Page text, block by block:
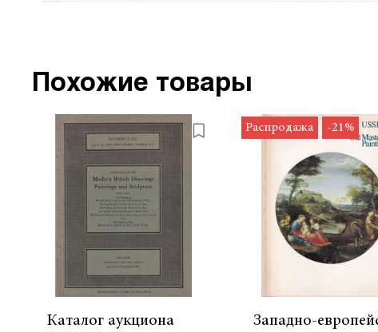
Похожие товары
Каталог аукциона
Распродажа -21%
Западно-